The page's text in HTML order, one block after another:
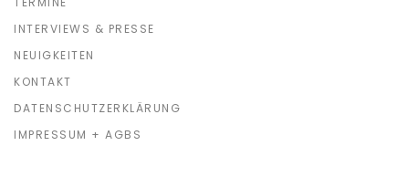
INTERVIEWS & PRESSE
NEUIGKEITEN
KONTAKT
DATENSCHUTZERKLÄRUNG
IMPRESSUM + AGBS